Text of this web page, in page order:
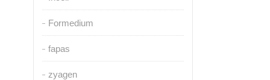
Formedium
fapas
zyagen